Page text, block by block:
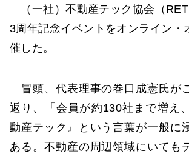
（一社）不動産テック協会（
3周年記念イベントをオンライン・
催した。
冒頭、代表理事の巻口成憲氏が
返り、「会員が約130社まで増え
動産テック』という言葉が一般に
ある。不動産の周辺領域にいても